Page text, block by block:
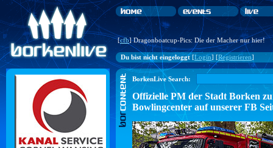
[cfb] Dragonboatcup-Pics: Die der Macher nur hier!
Du bist nicht eingeloggt[Login] [Registrieren]
BorkenLive Search:
Offizielle PM der Stadt Borken
Bowlingcenter auf unserer FB